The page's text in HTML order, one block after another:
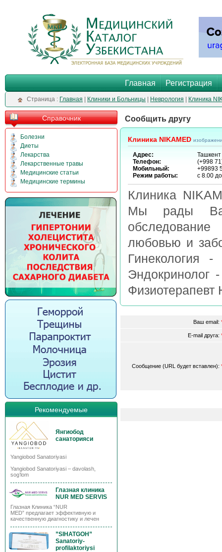
Главная Регистрация
Cтраница : Главная Клиники и Больницы Неврология Клиника
Справочник
Болезни
Диеты
Лекарства
Лекарственные травы
Медицинские статьи
Медицинские термины
Рекомендуемые
Янгиобод
санаторияси
Yangiobod Sanatoriyasi
Yangiobod Sanatoriyasi – davolash,
sog’lom
Глазная клиника
NUR MED SERVIS
Глазная Клиника “NUR
MED” предлагает эффективную и
качественную диагностику и лечен
”SIHATGOH”
Sanatoriy-
profilaktoriysi
Сообщить другу
Клиника NIKAMED
Адрес:
Телефон:
Мобильный:
Режим работы:
(+998
+99893
с 8.00
Клиника
Мы рады Вам
любовью и
Гинекология
Эндокринолог
Ваш email:
E-mail друга:
Сообщение (URL будет вставлен):